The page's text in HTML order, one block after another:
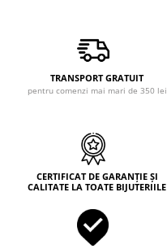
TRANSPORT GRATUIT
pentru comenzi mai mari de 350 lei
CERTIFICAT DE GARANȚIE ȘI
CALITATE LA TOATE BIJUTERIILE